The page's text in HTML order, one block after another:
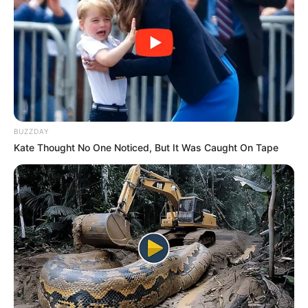
descentralizadas e hoje o município é o principal responsável por
elas. O problema é que boa parte dos agentes ficou precarizada,
por contratos temporários.
BUZZDAY
Kate Thought No One Noticed, But It Was Caught On Tape